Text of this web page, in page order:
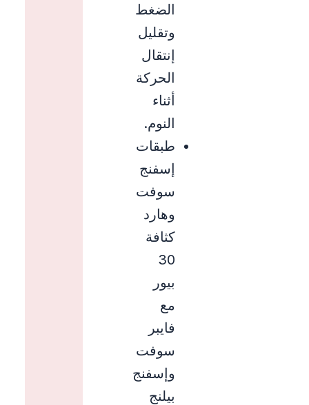
الضغط
وتقليل
إنتقال
الحركة
أثناء
النوم.
طبقات
إسفنج
سوفت
وهارد
كثافة
30
بيور
مع
فايبر
سوفت
وإسفنج
بيلنج